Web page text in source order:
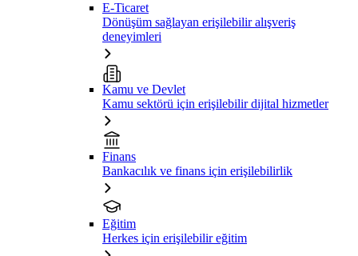
E-Ticaret
Dönüşüm sağlayan erişilebilir alışveriş
deneyimleri
Kamu ve Devlet
Kamu sektörü için erişilebilir dijital hizmetler
Finans
Bankacılık ve finans için erişilebilirlik
Eğitim
Herkes için erişilebilir eğitim